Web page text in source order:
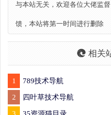
与本站无关，欢迎各位大佬监
馈，本站将第一时间进行删除
相关
1 789技术导航
2 四叶草技术导航
3 35资源猫目录